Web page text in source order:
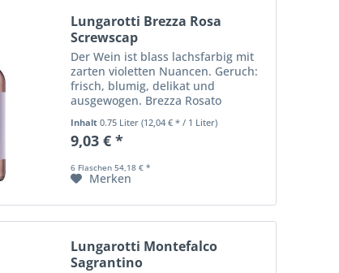
Lungarotti Brezza Rosa
Screwscap
Der Wein ist blass lachsfarbig mit
zarten violetten Nuancen. Geruch:
frisch, blumig, delikat und
ausgewogen. Brezza Rosato
erinnert an Rose, Glyzin und
Sternanis mit fruchtiger Note
(Himbeere und Sauerkirsch) zum
Inhalt 0.75 Liter (12,04 € * / 1 Liter)
9,03 € *
6 Flaschen 54,18 € *
Merken
Lungarotti Montefalco
Sagrantino